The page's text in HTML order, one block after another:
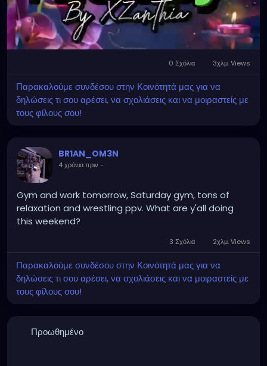
MuteSettings
0 Σχόλια 3χλμ. Views
Παρακαλούμε συνδέσου στην Κοινότητά μας για να
δηλώσεις τι σου αρέσει, να σχολιάσεις και να μοιραστείς με
τους φίλους σου!
BR1AN_OM3N
4 χρόνια πριν -
Gym and work tomorrow, Saturday gym, tons of
relaxation and wrestling ppv. What are y'all doing
this weekend?
3 Σχόλια 2χλμ. Views
Παρακαλούμε συνδέσου στην Κοινότητά μας για να
δηλώσεις τι σου αρέσει, να σχολιάσεις και να μοιραστείς με
τους φίλους σου!
Προωθημένο